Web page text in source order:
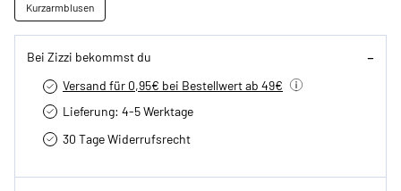
Kurzarmblusen
Bei Zizzi bekommst du
Versand für 0,95€ bei Bestellwert ab 49€
Lieferung: 4-5 Werktage
30 Tage Widerrufsrecht